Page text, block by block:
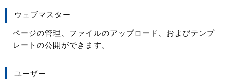
ウェブマスター
ページの管理、ファイルのアップロード、およびテンプ
レートの公開ができます。
ユーザー